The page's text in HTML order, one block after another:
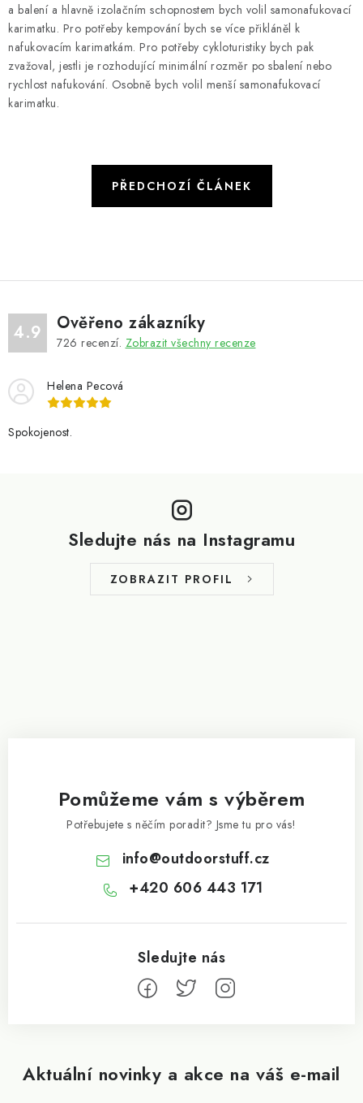
a balení a hlavně izolačním schopnostem bych volil samonafukovací
karimatku. Pro potřeby kempování bych se více přikláněl k
nafukovacím karimatkám. Pro potřeby cykloturistiky bych pak
zvažoval, jestli je rozhodující minimální rozměr po sbalení nebo
rychlost nafukování. Osobně bych volil menší samonafukovací
karimatku.
PŘEDCHOZÍ ČLÁNEK
4.9 Ověřeno zákazníky
726 recenzí. Zobrazit všechny recenze
Helena Pecová
Spokojenost.
Sledujte nás na Instagramu
ZOBRAZIT PROFIL
Aktuální novinky a akce na váš e-mail
Pomůžeme vám s výběrem
Potřebujete s něčím poradit? Jsme tu pro vás!
info@outdoorstuff.cz
+420 606 443 171